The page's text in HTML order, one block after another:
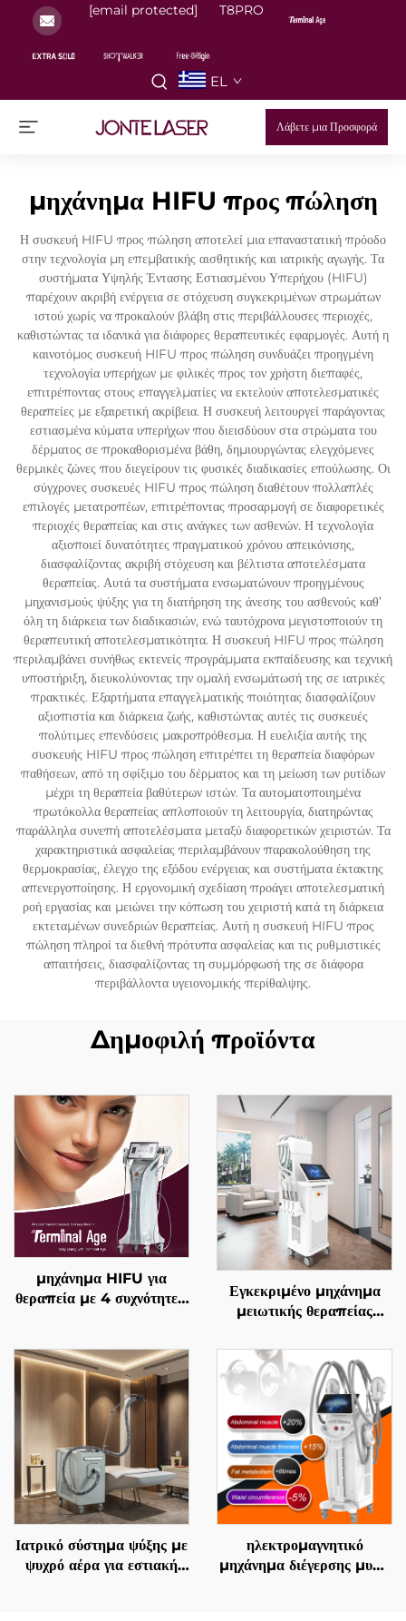
[email protected] T8PRO
EL
Λάβετε μια Προσφορά
μηχάνημα HIFU προς πώληση
Η συσκευή HIFU προς πώληση αποτελεί μια επαναστατική πρόοδο
στην τεχνολογία μη επεμβατικής αισθητικής και ιατρικής αγωγής. Τα
συστήματα Υψηλής Έντασης Εστιασμένου Υπερήχου (HIFU)
παρέχουν ακριβή ενέργεια σε στόχευση συγκεκριμένων στρωμάτων
ιστού χωρίς να προκαλούν βλάβη στις περιβάλλουσες περιοχές,
καθιστώντας τα ιδανικά για διάφορες θεραπευτικές εφαρμογές. Αυτή η
καινοτόμος συσκευή HIFU προς πώληση συνδυάζει προηγμένη
τεχνολογία υπερήχων με φιλικές προς τον χρήστη διεπαφές,
επιτρέποντας στους επαγγελματίες να εκτελούν αποτελεσματικές
θεραπείες με εξαιρετική ακρίβεια. Η συσκευή λειτουργεί παράγοντας
εστιασμένα κύματα υπερήχων που διεισδύουν στα στρώματα του
δέρματος σε προκαθορισμένα βάθη, δημιουργώντας ελεγχόμενες
θερμικές ζώνες που διεγείρουν τις φυσικές διαδικασίες επούλωσης. Οι
σύγχρονες συσκευές HIFU προς πώληση διαθέτουν πολλαπλές
επιλογές μετατροπέων, επιτρέποντας προσαρμογή σε διαφορετικές
περιοχές θεραπείας και στις ανάγκες των ασθενών. Η τεχνολογία
αξιοποιεί δυνατότητες πραγματικού χρόνου απεικόνισης,
διασφαλίζοντας ακριβή στόχευση και βέλτιστα αποτελέσματα
θεραπείας. Αυτά τα συστήματα ενσωματώνουν προηγμένους
μηχανισμούς ψύξης για τη διατήρηση της άνεσης του ασθενούς καθ’
όλη τη διάρκεια των διαδικασιών, ενώ ταυτόχρονα μεγιστοποιούν τη
θεραπευτική αποτελεσματικότητα. Η συσκευή HIFU προς πώληση
περιλαμβάνει συνήθως εκτενείς προγράμματα εκπαίδευσης και τεχνική
υποστήριξη, διευκολύνοντας την ομαλή ενσωμάτωσή της σε ιατρικές
πρακτικές. Εξαρτήματα επαγγελματικής ποιότητας διασφαλίζουν
αξιοπιστία και διάρκεια ζωής, καθιστώντας αυτές τις συσκευές
πολύτιμες επενδύσεις μακροπρόθεσμα. Η ευελιξία αυτής της
συσκευής HIFU προς πώληση επιτρέπει τη θεραπεία διαφόρων
παθήσεων, από τη σφίξιμο του δέρματος και τη μείωση των ρυτίδων
μέχρι τη θεραπεία βαθύτερων ιστών. Τα αυτοματοποιημένα
πρωτόκολλα θεραπείας απλοποιούν τη λειτουργία, διατηρώντας
παράλληλα συνεπή αποτελέσματα μεταξύ διαφορετικών χειριστών. Τα
χαρακτηριστικά ασφαλείας περιλαμβάνουν παρακολούθηση της
θερμοκρασίας, έλεγχο της εξόδου ενέργειας και συστήματα έκτακτης
απενεργοποίησης. Η εργονομική σχεδίαση προάγει αποτελεσματική
ροή εργασίας και μειώνει την κόπωση του χειριστή κατά τη διάρκεια
εκτεταμένων συνεδριών θεραπείας. Αυτή η συσκευή HIFU προς
πώληση πληροί τα διεθνή πρότυπα ασφαλείας και τις ρυθμιστικές
απαιτήσεις, διασφαλίζοντας τη συμμόρφωσή της σε διάφορα
περιβάλλοντα υγειονομικής περίθαλψης.
Δημοφιλή προϊόντα
μηχάνημα HIFU για
θεραπεία με 4 συχνότητες,
δέρματος, αναδιαμόρφωση
σώματος και
αντιμετώπιση γήρανσης
Εγκεκριμένο μηχάνημα
μειωτικής θεραπείας
κυτταρίτιδας La Sculptor
1060, με διόδιο λέιζερ
1060 nm για
αναδιαμόρφωση και
λιπόλυση του σώματος
Ιατρικό σύστημα ψύξης με
ψυχρό αέρα για εστιακή
ηλεκτρομαγνητικό
μηχάνημα διέγερσης μυών